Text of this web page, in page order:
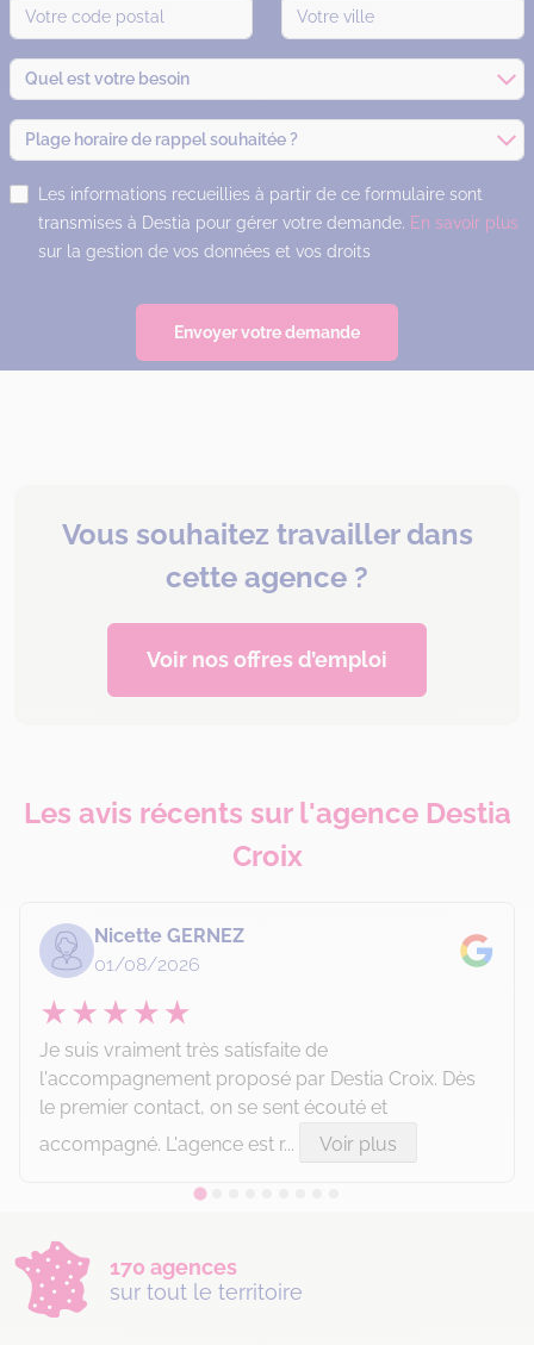
Quel est votre besoin
Plage horaire de rappel souhaitée ?
Les informations recueillies à partir de ce formulaire sont
transmises à Destia pour gérer votre demande. En savoir plus
sur la gestion de vos données et vos droits
Envoyer votre demande
Vous souhaitez travailler dans
cette agence ?
Voir nos offres d’emploi
Les avis récents sur l'agence Destia
Croix
Nicette GERNEZ
01/08/2026
Je suis vraiment très satisfaite de
l'accompagnement proposé par Destia Croix. Dès
le premier contact, on se sent écouté et
accompagné. L'agence est r...
Voir plus
170 agences
sur tout le territoire